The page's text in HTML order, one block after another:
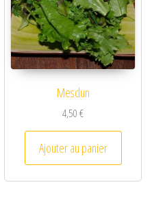
Mesclun
4,50€
Ajouter au panier